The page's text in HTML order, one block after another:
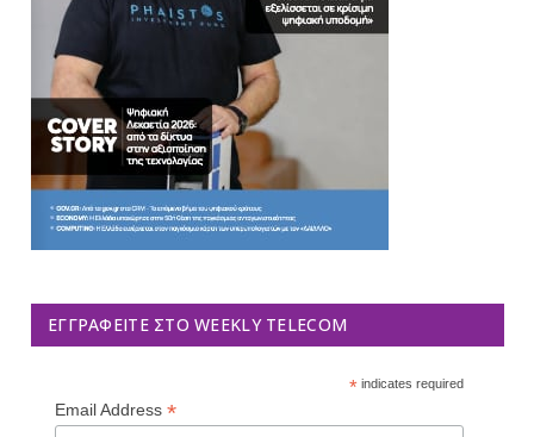
ΕΓΓΡΑΦΕΊΤΕ ΣΤΟ WEEKLY TELECOM
*indicates required
Email Address *